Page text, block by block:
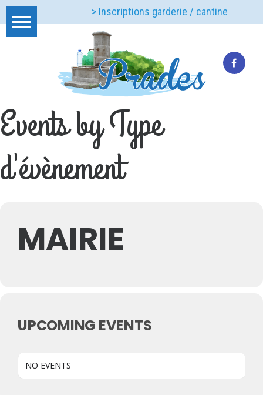
> Inscriptions garderie / cantine
Events by Type
d'évènement
MAIRIE
UPCOMING EVENTS
NO EVENTS